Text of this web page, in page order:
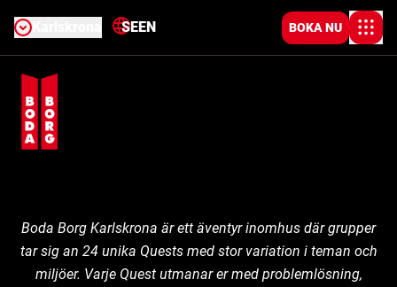
SEEN BOKA NU
Boda Borg Karlskrona är ett äventyr inomhus där grupper
tar sig an 24 unika Quests med stor variation i teman och
miljöer. Varje Quest utmanar er med problemlösning,